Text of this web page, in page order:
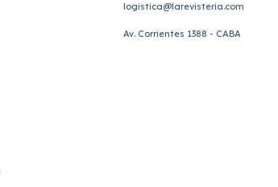
logistica@larevisteria.com
Av. Corrientes 1388 - CABA